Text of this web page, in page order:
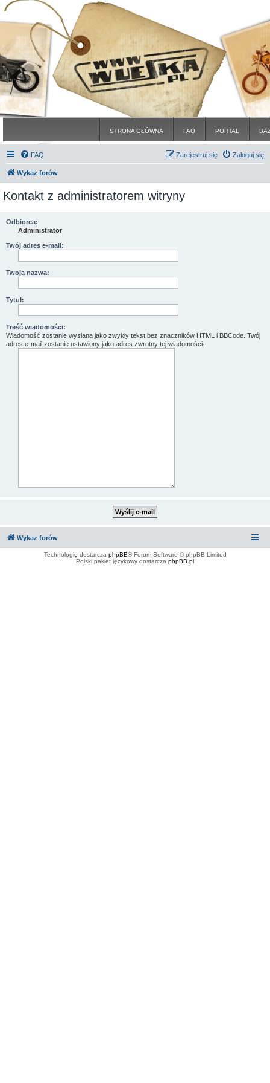
STRONA GŁÓWNA FAQ PORTAL
FAQ Zaloguj się
Zarejestruj się
Wykaz forów
Kontakt z administratorem witryny
Odbiorca:
Administrator
Twój adres e-mail:
Twoja nazwa:
Tytuł:
Treść wiadomości:
Wiadomość zostanie wysłana jako zwykły tekst bez znaczników HTML i BBCode. Twój
adres e-mail zostanie ustawiony jako adres zwrotny tej wiadomości.
Wykaz forów
Technologię dostarcza phpBB® Forum Software © phpBB Limited
Polski pakiet językowy dostarcza phpBB.pl